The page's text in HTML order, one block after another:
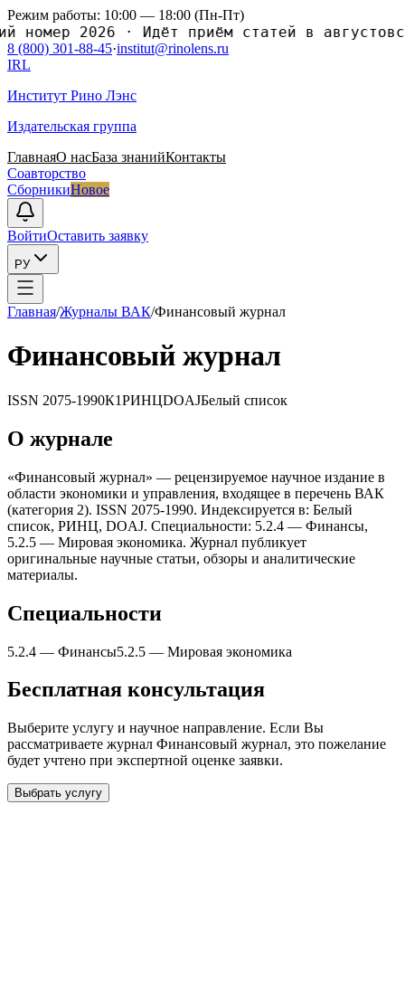
Режим работы: 10:00 — 18:00 (Пн-Пт)
2026·Идёт приём статей в
8 (800) 301-88-45·institut@rinolens.ru
IRL
Институт Рино Лэнс
Издательская группа
ГлавнаяО насБаза знанийКонтакты
Соавторство
СборникиНовое
ВойтиОставить заявку
РУ
Главная/Журналы ВАК/Финансовый журнал
Финансовый журнал
ISSN 2075-1990К1РИНЦDOAJБелый список
О журнале
«Финансовый журнал» — рецензируемое научное издание в
области экономики и управления, входящее в перечень ВАК
(категория 2). ISSN 2075-1990. Индексируется в: Белый
список, РИНЦ, DOAJ. Специальности: 5.2.4 — Финансы,
5.2.5 — Мировая экономика. Журнал публикует
оригинальные научные статьи, обзоры и аналитические
материалы.
Специальности
5.2.4 — Финансы5.2.5 — Мировая экономика
Бесплатная консультация
Выберите услугу и научное направление. Если Вы
рассматриваете журнал Финансовый журнал, это пожелание
будет учтено при экспертной оценке заявки.
Выбрать услугу